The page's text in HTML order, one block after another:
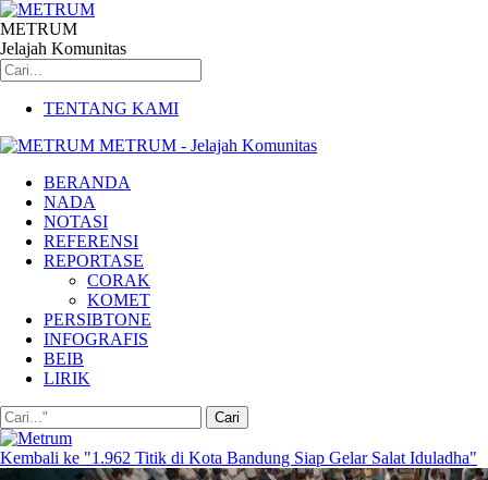
METRUM
Jelajah Komunitas
TENTANG KAMI
METRUM - Jelajah Komunitas
BERANDA
NADA
NOTASI
REFERENSI
REPORTASE
CORAK
KOMET
PERSIBTONE
INFOGRAFIS
BEIB
LIRIK
Kembali ke "1.962 Titik di Kota Bandung Siap Gelar Salat Iduladha"